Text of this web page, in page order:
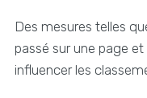
Des mesures telles
passé sur une page
influencer les